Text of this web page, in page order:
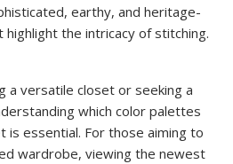
earthy, and heritage-
the intricacy of stitching.
a versatile closet or seeking a
which color palettes
is essential. For those aiming to
wardrobe, viewing the newest